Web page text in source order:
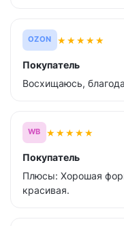
OZON ★★★★★
Покупатель
Восхищаюсь,
WB ★★★★★
Покупатель
Плюсы: Хорошая
красивая.